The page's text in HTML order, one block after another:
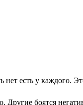
есть у каждого.
Другие боятся